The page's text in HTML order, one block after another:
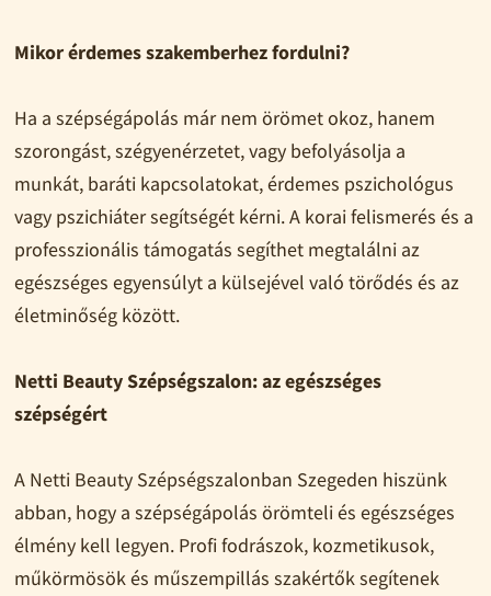
Mikor érdemes szakemberhez fordulni?
Ha a szépségápolás már nem örömet okoz, hanem
szorongást, szégyenérzetet, vagy befolyásolja a
munkát, baráti kapcsolatokat, érdemes pszichológus
vagy pszichiáter segítségét kérni. A korai felismerés és a
professzionális támogatás segíthet megtalálni az
egészséges egyensúlyt a külsejével való törődés és az
életminőség között.
Netti Beauty Szépségszalon: az egészséges
szépségért
A Netti Beauty Szépségszalonban Szegeden hiszünk
abban, hogy a szépségápolás örömteli és egészséges
élmény kell legyen. Profi fodrászok, kozmetikusok,
műkörmösök és műszempillás szakértők segítenek